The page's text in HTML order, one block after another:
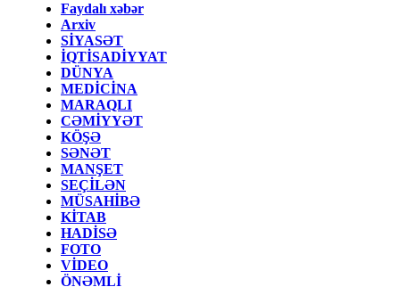
Faydalı xəbər
Arxiv
SİYASƏT
İQTİSADİYYAT
DÜNYA
MEDİCİNA
MARAQLI
CƏMİYYƏT
KÖŞƏ
SƏNƏT
MANŞET
SEÇİLƏN
MÜSAHİBƏ
KİTAB
HADİSƏ
FOTO
VİDEO
ÖNƏMLİ